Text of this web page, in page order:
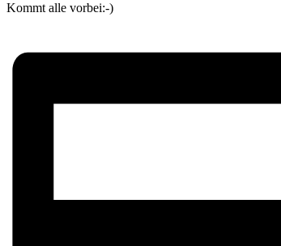
Kommt alle vorbei:-)